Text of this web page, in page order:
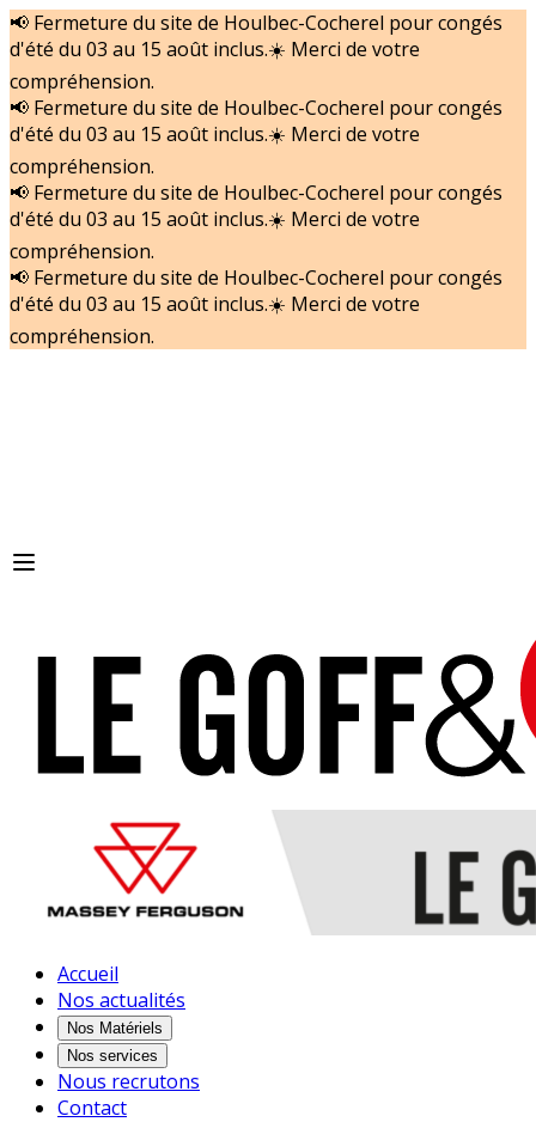
📢 Fermeture du site de Houlbec-Cocherel pour congés
d'été du 03 au 15 août inclus.☀️ Merci de votre
compréhension.
📢 Fermeture du site de Houlbec-Cocherel pour congés
d'été du 03 au 15 août inclus.☀️ Merci de votre
compréhension.
📢 Fermeture du site de Houlbec-Cocherel pour congés
d'été du 03 au 15 août inclus.☀️ Merci de votre
compréhension.
📢 Fermeture du site de Houlbec-Cocherel pour congés
d'été du 03 au 15 août inclus.☀️ Merci de votre
compréhension.
Accueil
Nos actualités
Nos Matériels
Nos services
Nous recrutons
Contact